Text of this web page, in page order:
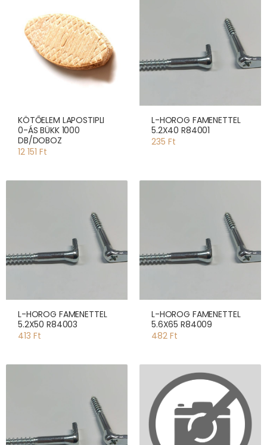
KÖTŐELEM LAPOSTIPLI
0-ÁS BÜKK 1000
DB/DOBOZ
12 151 Ft
L-HOROG FAMENETTEL
5.2X40 R84001
235 Ft
L-HOROG FAMENETTEL
5.2X50 R84003
413 Ft
L-HOROG FAMENETTEL
5.6X65 R84009
482 Ft